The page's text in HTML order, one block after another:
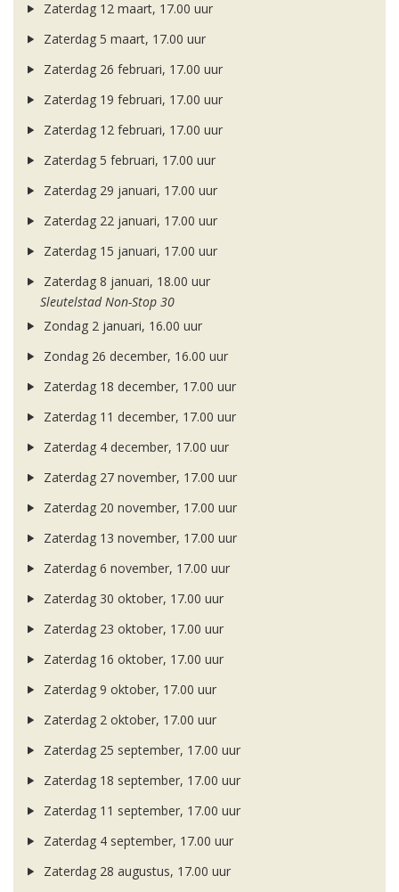
Zaterdag 12 maart, 17.00 uur
Zaterdag 5 maart, 17.00 uur
Zaterdag 26 februari, 17.00 uur
Zaterdag 19 februari, 17.00 uur
Zaterdag 12 februari, 17.00 uur
Zaterdag 5 februari, 17.00 uur
Zaterdag 29 januari, 17.00 uur
Zaterdag 22 januari, 17.00 uur
Zaterdag 15 januari, 17.00 uur
Zaterdag 8 januari, 18.00 uur
Sleutelstad Non-Stop 30
Zondag 2 januari, 16.00 uur
Zondag 26 december, 16.00 uur
Zaterdag 18 december, 17.00 uur
Zaterdag 11 december, 17.00 uur
Zaterdag 4 december, 17.00 uur
Zaterdag 27 november, 17.00 uur
Zaterdag 20 november, 17.00 uur
Zaterdag 13 november, 17.00 uur
Zaterdag 6 november, 17.00 uur
Zaterdag 30 oktober, 17.00 uur
Zaterdag 23 oktober, 17.00 uur
Zaterdag 16 oktober, 17.00 uur
Zaterdag 9 oktober, 17.00 uur
Zaterdag 2 oktober, 17.00 uur
Zaterdag 25 september, 17.00 uur
Zaterdag 18 september, 17.00 uur
Zaterdag 11 september, 17.00 uur
Zaterdag 4 september, 17.00 uur
Zaterdag 28 augustus, 17.00 uur